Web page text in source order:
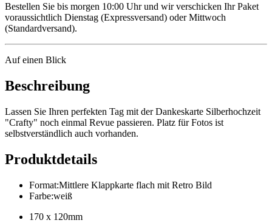
Bestellen Sie bis morgen 10:00 Uhr und wir verschicken Ihr Paket
voraussichtlich Dienstag (Expressversand) oder Mittwoch
(Standardversand).
Auf einen Blick
Beschreibung
Lassen Sie Ihren perfekten Tag mit der Dankeskarte Silberhochzeit
"Crafty" noch einmal Revue passieren. Platz für Fotos ist
selbstverständlich auch vorhanden.
Produktdetails
Format:Mittlere Klappkarte flach mit Retro Bild
Farbe:weiß
170 x 120mm